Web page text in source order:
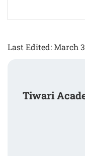
Last Edited: March
Tiwari